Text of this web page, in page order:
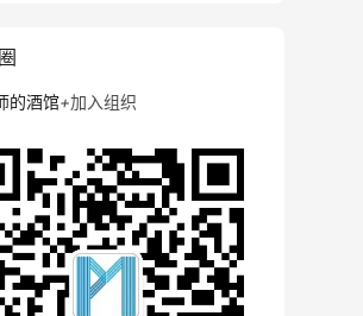
的酒馆+加入组织